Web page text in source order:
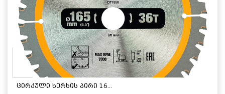
ცირკული ხერხის პირი 16...